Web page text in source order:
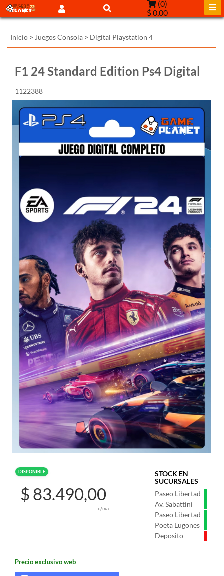
(0)
$ 0,00
Inicio > Juegos Consola > Digital Playstation 4
F1 24 Standard Edition Ps4 Digital
1122388
DISPONIBLE
STOCK EN
SUCURSALES
Paseo Libertad
Av. Sabattini
Paseo Libertad
Poeta Lugones
Deposito
$ 83.490,00
c/iva
Precio exclusivo web